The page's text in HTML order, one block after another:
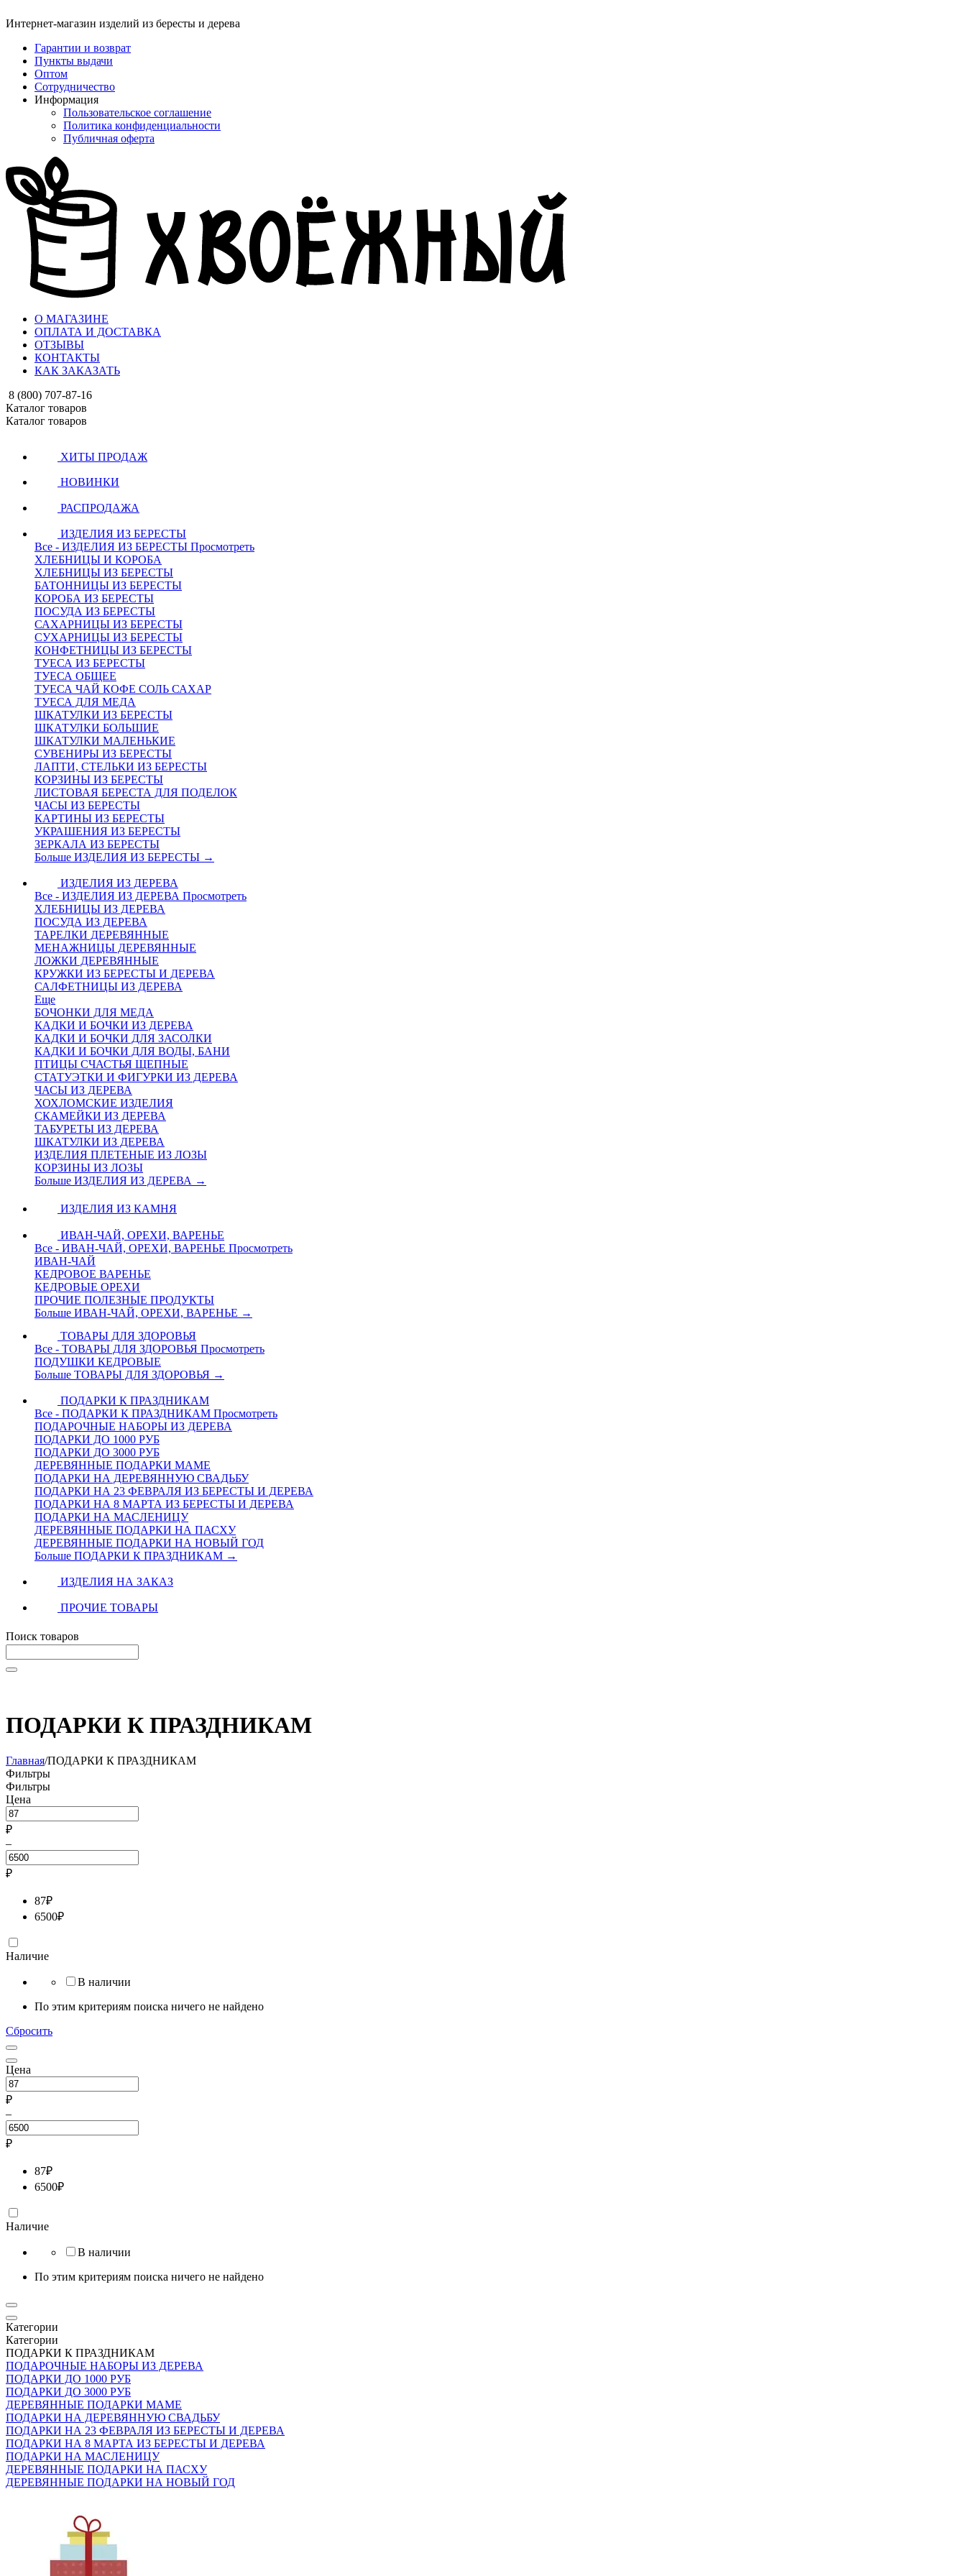
Интернет-магазин изделий из бересты и дерева
Гарантии и возврат
Пункты выдачи
Оптом
Сотрудничество
Информация
Пользовательское соглашение
Политика конфиденциальности
Публичная оферта
О МАГАЗИНЕ
ОПЛАТА И ДОСТАВКА
ОТЗЫВЫ
КОНТАКТЫ
КАК ЗАКАЗАТЬ
8 (800) 707-87-16
Каталог товаров
Каталог товаров
ХИТЫ ПРОДАЖ
НОВИНКИ
РАСПРОДАЖА
ИЗДЕЛИЯ ИЗ БЕРЕСТЫ
Все - ИЗДЕЛИЯ ИЗ БЕРЕСТЫ Просмотреть
ХЛЕБНИЦЫ И КОРОБА
ХЛЕБНИЦЫ ИЗ БЕРЕСТЫ
БАТОННИЦЫ ИЗ БЕРЕСТЫ
КОРОБА ИЗ БЕРЕСТЫ
ПОСУДА ИЗ БЕРЕСТЫ
САХАРНИЦЫ ИЗ БЕРЕСТЫ
СУХАРНИЦЫ ИЗ БЕРЕСТЫ
КОНФЕТНИЦЫ ИЗ БЕРЕСТЫ
ТУЕСА ИЗ БЕРЕСТЫ
ТУЕСА ОБЩЕЕ
ТУЕСА ЧАЙ КОФЕ СОЛЬ САХАР
ТУЕСА ДЛЯ МЕДА
ШКАТУЛКИ ИЗ БЕРЕСТЫ
ШКАТУЛКИ БОЛЬШИЕ
ШКАТУЛКИ МАЛЕНЬКИЕ
СУВЕНИРЫ ИЗ БЕРЕСТЫ
ЛАПТИ, СТЕЛЬКИ ИЗ БЕРЕСТЫ
КОРЗИНЫ ИЗ БЕРЕСТЫ
ЛИСТОВАЯ БЕРЕСТА ДЛЯ ПОДЕЛОК
ЧАСЫ ИЗ БЕРЕСТЫ
КАРТИНЫ ИЗ БЕРЕСТЫ
УКРАШЕНИЯ ИЗ БЕРЕСТЫ
ЗЕРКАЛА ИЗ БЕРЕСТЫ
Больше ИЗДЕЛИЯ ИЗ БЕРЕСТЫ →
ИЗДЕЛИЯ ИЗ ДЕРЕВА
Все - ИЗДЕЛИЯ ИЗ ДЕРЕВА Просмотреть
ХЛЕБНИЦЫ ИЗ ДЕРЕВА
ПОСУДА ИЗ ДЕРЕВА
ТАРЕЛКИ ДЕРЕВЯННЫЕ
МЕНАЖНИЦЫ ДЕРЕВЯННЫЕ
ЛОЖКИ ДЕРЕВЯННЫЕ
КРУЖКИ ИЗ БЕРЕСТЫ И ДЕРЕВА
САЛФЕТНИЦЫ ИЗ ДЕРЕВА
Еще
БОЧОНКИ ДЛЯ МЕДА
КАДКИ И БОЧКИ ИЗ ДЕРЕВА
КАДКИ И БОЧКИ ДЛЯ ЗАСОЛКИ
КАДКИ И БОЧКИ ДЛЯ ВОДЫ, БАНИ
ПТИЦЫ СЧАСТЬЯ ЩЕПНЫЕ
СТАТУЭТКИ И ФИГУРКИ ИЗ ДЕРЕВА
ЧАСЫ ИЗ ДЕРЕВА
ХОХЛОМСКИЕ ИЗДЕЛИЯ
СКАМЕЙКИ ИЗ ДЕРЕВА
ТАБУРЕТЫ ИЗ ДЕРЕВА
ШКАТУЛКИ ИЗ ДЕРЕВА
ИЗДЕЛИЯ ПЛЕТЕНЫЕ ИЗ ЛОЗЫ
КОРЗИНЫ ИЗ ЛОЗЫ
Больше ИЗДЕЛИЯ ИЗ ДЕРЕВА →
ИЗДЕЛИЯ ИЗ КАМНЯ
ИВАН-ЧАЙ, ОРЕХИ, ВАРЕНЬЕ
Все - ИВАН-ЧАЙ, ОРЕХИ, ВАРЕНЬЕ Просмотреть
ИВАН-ЧАЙ
КЕДРОВОЕ ВАРЕНЬЕ
КЕДРОВЫЕ ОРЕХИ
ПРОЧИЕ ПОЛЕЗНЫЕ ПРОДУКТЫ
Больше ИВАН-ЧАЙ, ОРЕХИ, ВАРЕНЬЕ →
ТОВАРЫ ДЛЯ ЗДОРОВЬЯ
Все - ТОВАРЫ ДЛЯ ЗДОРОВЬЯ Просмотреть
ПОДУШКИ КЕДРОВЫЕ
Больше ТОВАРЫ ДЛЯ ЗДОРОВЬЯ →
ПОДАРКИ К ПРАЗДНИКАМ
Все - ПОДАРКИ К ПРАЗДНИКАМ Просмотреть
ПОДАРОЧНЫЕ НАБОРЫ ИЗ ДЕРЕВА
ПОДАРКИ ДО 1000 РУБ
ПОДАРКИ ДО 3000 РУБ
ДЕРЕВЯННЫЕ ПОДАРКИ МАМЕ
ПОДАРКИ НА ДЕРЕВЯННУЮ СВАДЬБУ
ПОДАРКИ НА 23 ФЕВРАЛЯ ИЗ БЕРЕСТЫ И ДЕРЕВА
ПОДАРКИ НА 8 МАРТА ИЗ БЕРЕСТЫ И ДЕРЕВА
ПОДАРКИ НА МАСЛЕНИЦУ
ДЕРЕВЯННЫЕ ПОДАРКИ НА ПАСХУ
ДЕРЕВЯННЫЕ ПОДАРКИ НА НОВЫЙ ГОД
Больше ПОДАРКИ К ПРАЗДНИКАМ →
ИЗДЕЛИЯ НА ЗАКАЗ
ПРОЧИЕ ТОВАРЫ
Поиск товаров
ПОДАРКИ К ПРАЗДНИКАМ
Главная/ПОДАРКИ К ПРАЗДНИКАМ
Фильтры
Фильтры
Цена
₽
–
₽
87₽
6500₽
Наличие
В наличии
По этим критериям поиска ничего не найдено
Сбросить
Цена
₽
–
₽
87₽
6500₽
Наличие
В наличии
По этим критериям поиска ничего не найдено
Категории
Категории
ПОДАРКИ К ПРАЗДНИКАМ
ПОДАРОЧНЫЕ НАБОРЫ ИЗ ДЕРЕВА
ПОДАРКИ ДО 1000 РУБ
ПОДАРКИ ДО 3000 РУБ
ДЕРЕВЯННЫЕ ПОДАРКИ МАМЕ
ПОДАРКИ НА ДЕРЕВЯННУЮ СВАДЬБУ
ПОДАРКИ НА 23 ФЕВРАЛЯ ИЗ БЕРЕСТЫ И ДЕРЕВА
ПОДАРКИ НА 8 МАРТА ИЗ БЕРЕСТЫ И ДЕРЕВА
ПОДАРКИ НА МАСЛЕНИЦУ
ДЕРЕВЯННЫЕ ПОДАРКИ НА ПАСХУ
ДЕРЕВЯННЫЕ ПОДАРКИ НА НОВЫЙ ГОД